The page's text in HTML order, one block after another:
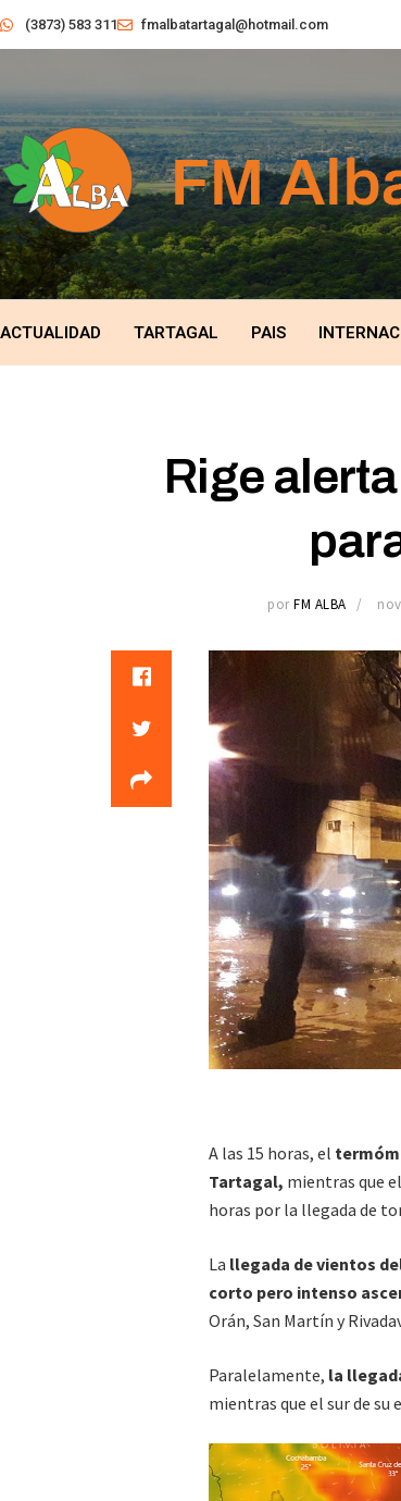
(3873) 583 311 fmalbatartagal@hotmail.com
ACTUALIDAD TARTAGAL PAIS
Rige
por FM ALBA
A las 15 horas, el
Tartagal, mientras que el
horas por la llegada de
La llegada de vientos
corto pero intenso
Orán, San Martín y
Paralelamente, la
mientras que el sur de su